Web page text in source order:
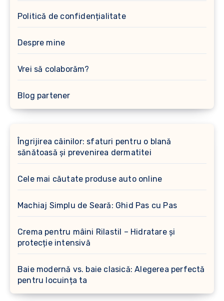
Politică de confidențialitate
Despre mine
Vrei să colaborăm?
Blog partener
Îngrijirea câinilor: sfaturi pentru o blană
sănătoasă și prevenirea dermatitei
Cele mai căutate produse auto online
Machiaj Simplu de Seară: Ghid Pas cu Pas
Crema pentru mâini Rilastil – Hidratare și
protecție intensivă
Baie modernă vs. baie clasică: Alegerea perfectă
pentru locuința ta